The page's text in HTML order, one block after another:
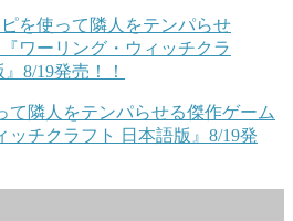
て隣人をテンパらせる傑作ゲーム
ッチクラフト 日本語版』8/19発